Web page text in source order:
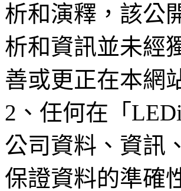
析和演釋，該公
析和資訊並未經
善或更正在本網
2、任何在「
公司資料、資訊
保證資料的準確